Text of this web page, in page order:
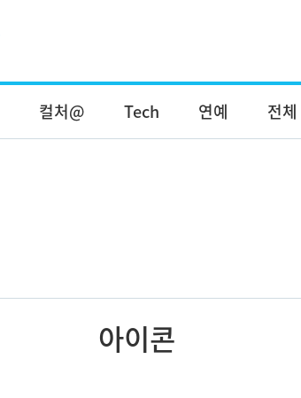
컬처@ Tech 연예 전체
아이콘